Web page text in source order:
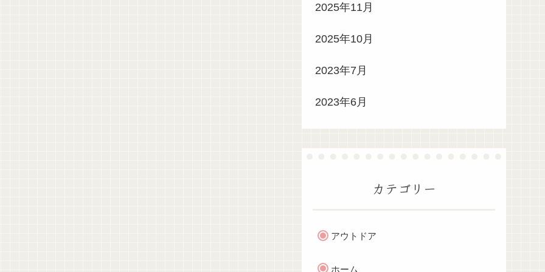
2025年11月
2025年10月
2023年7月
2023年6月
カテゴリー
アウトドア
ホーム